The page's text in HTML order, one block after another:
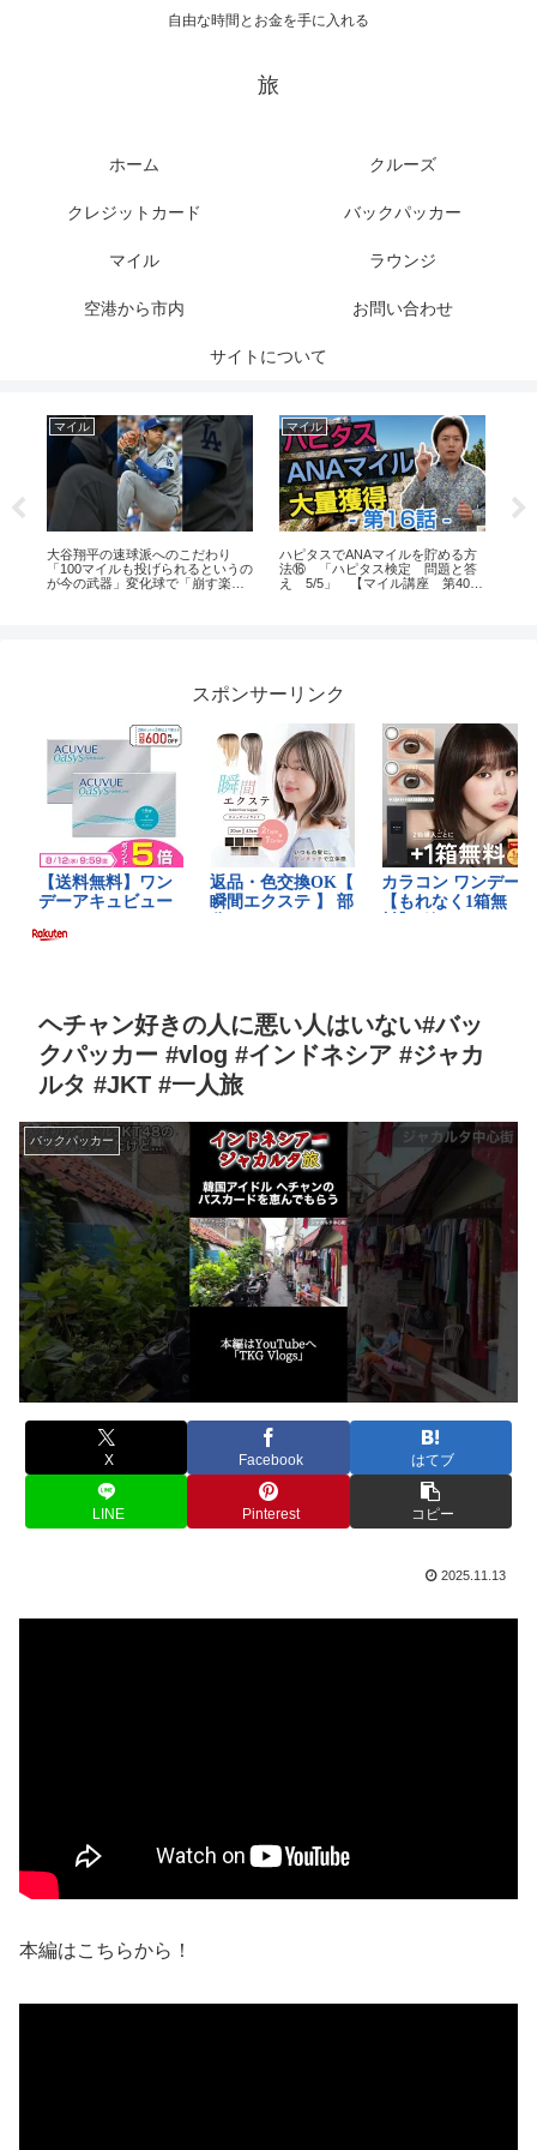
自由な時間とお金を手に入れる
旅
ホーム クルーズ
クレジットカード バックパッカー
マイル ラウンジ
空港から市内 お問い合わせ
サイトについて
マイル
大谷翔平の速球派へのこだわり
「100マイルも投げられるというの
が今の武器」変化球で「崩す楽し
マイル
ハピタスでANAマイルを貯める方
法⑯ 「ハピタス検定 問題と答
え 5/5」 【マイル講座 第40回
スポンサーリンク
ヘチャン好きの人に悪い人はいない#バッ
クパッカー #vlog #インドネシア #ジャカ
ルタ #JKT #一人旅
バックパッカー
X Facebook はてブ
LINE Pinterest コピー
2025.11.13
本編はこちらから！